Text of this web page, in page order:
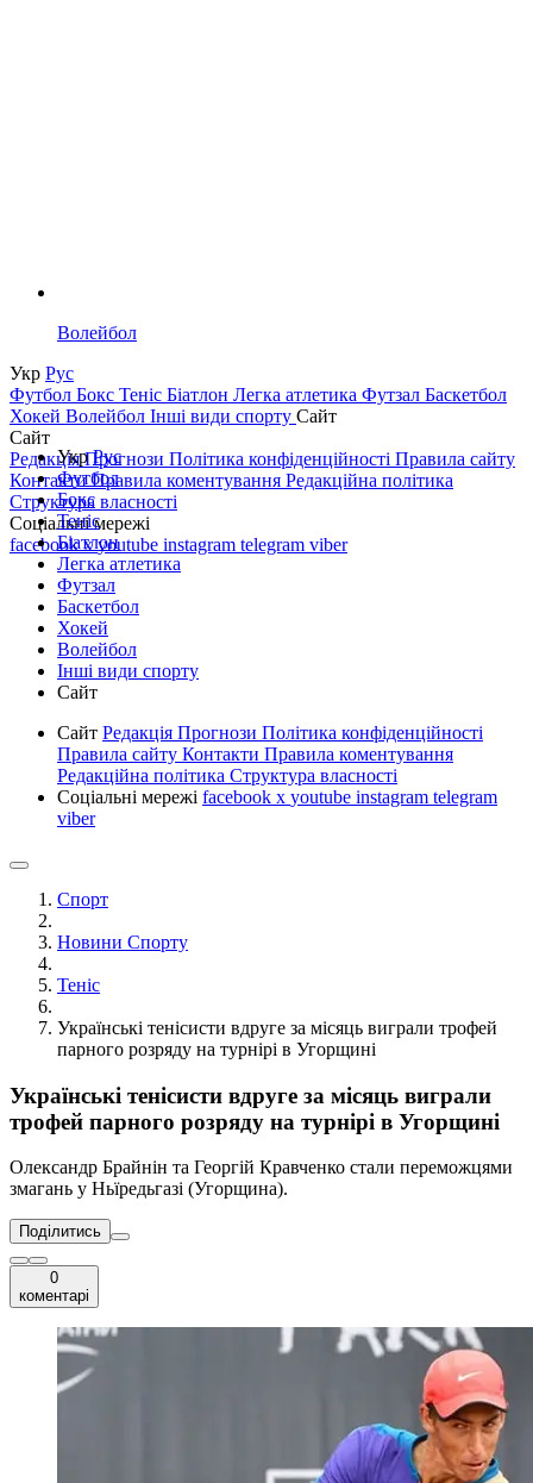
Волейбол
Укр Рус
Футбол Бокс Теніс Біатлон Легка атлетика Футзал Баскетбол
Хокей Волейбол Інші види спорту Сайт
Сайт
РедакціяПрогнози Політика конфіденційності Правила сайту
КонтактиПравила коментування Редакційна політика
Структура власності
Соціальні мережі
facebookxyoutube instagram telegram viber
УкрРус
Футбол
Бокс
Теніс
Біатлон
Легка атлетика
Футзал
Баскетбол
Хокей
Волейбол
Інші види спорту
Сайт
Сайт Редакція Прогнози Політика конфіденційності
Правила сайту Контакти Правила коментування
Редакційна політика Структура власності
Соціальні мережі facebook x youtube instagram telegram
viber
Спорт
Новини Спорту
Теніс
Українські тенісисти вдруге за місяць виграли трофей
парного розряду на турнірі в Угорщині
Українські тенісисти вдруге за місяць виграли
трофей парного розряду на турнірі в Угорщині
Олександр Брайнін та Георгій Кравченко стали переможцями
змагань у Ньїредьгазі (Угорщина).
Поділитись
0
коментарі